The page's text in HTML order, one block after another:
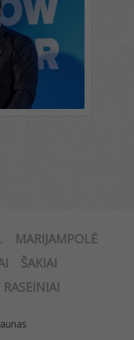
MARIJAMPOLĖ
ŠAKIAI
RASEINIAI